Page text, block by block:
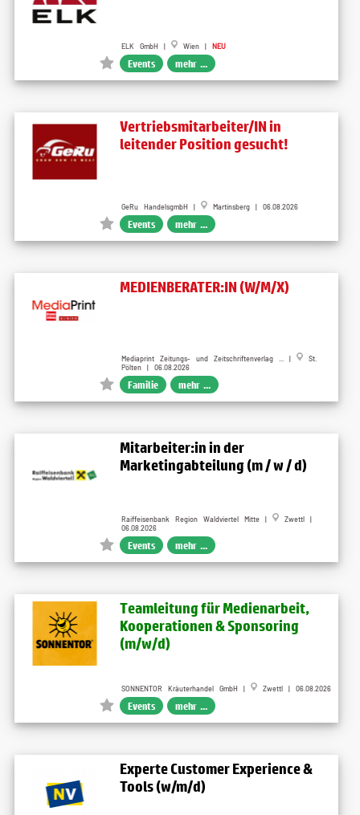
ELK GmbH | Wien | NEU
Events mehr ...
Vertriebsmitarbeiter/IN in
leitender Position gesucht!
GeRu HandelsgmbH | Martinsberg | 06.08.2026
Events mehr ...
MEDIENBERATER:IN (W/M/X)
Mediaprint Zeitungs- und Zeitschriftenverlag ... |
St.
Pölten | 06.08.2026
Familie mehr ...
Mitarbeiter:in in der
Marketingabteilung (m / w / d)
Raiffeisenbank Region Waldviertel Mitte |
Zwettl |
06.08.2026
Events mehr ...
Teamleitung für Medienarbeit,
Kooperationen & Sponsoring
(m/w/d)
SONNENTOR Kräuterhandel GmbH | Zwettl | 06.08.2026
Events mehr ...
Experte Customer Experience &
Tools (w/m/d)